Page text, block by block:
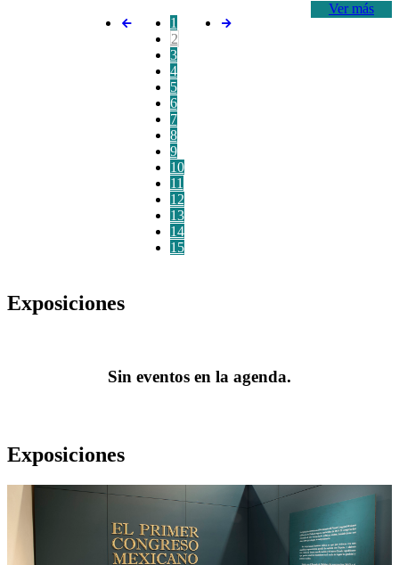
Ver más
1
2
3
4
5
6
7
8
9
10
11
12
13
14
15
Exposiciones
Sin eventos en la agenda.
Exposiciones